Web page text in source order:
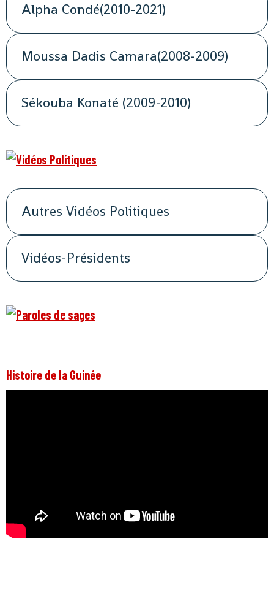
Alpha Condé(2010-2021)
Moussa Dadis Camara(2008-2009)
Sékouba Konaté (2009-2010)
Autres Vidéos Politiques
Vidéos-Présidents
Histoire de la Guinée